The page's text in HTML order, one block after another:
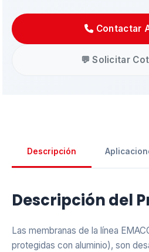
Contactar
💬 Solicitar
Descripción
Descripción del
Las membranas de la línea
protegidas con aluminio), son
En línea ahora